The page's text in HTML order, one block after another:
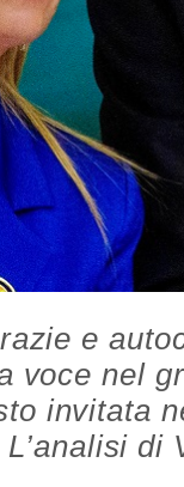
e
voce nel
invitata
di